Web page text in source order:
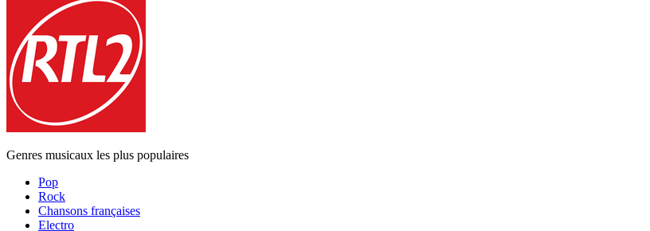
Genres musicaux les plus populaires
Pop
Rock
Chansons françaises
Electro